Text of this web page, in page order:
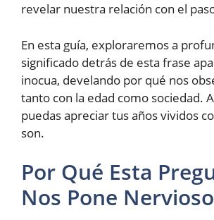
revelar nuestra relación con el
En esta guía, exploraremos a
significado detrás de esta frase
inocua, develando por qué nos
tanto con la edad como sociedad.
puedas apreciar tus años vividos
son.
Por Qué Esta
Nos Pone